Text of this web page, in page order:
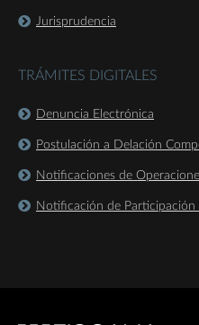
Jurisprudencia
TRÁMITES DIGITALES
Denuncia Electrónica
Postulación a Delación
Notificaciones de
Notificación de Participación